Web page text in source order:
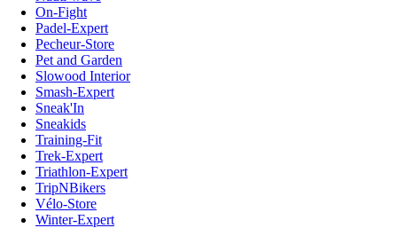
On-Fight
Padel-Expert
Pecheur-Store
Pet and Garden
Slowood Interior
Smash-Expert
Sneak'In
Sneakids
Training-Fit
Trek-Expert
Triathlon-Expert
TripNBikers
Vélo-Store
Winter-Expert